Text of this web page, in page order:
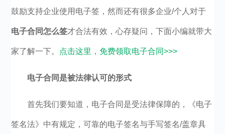
鼓励支持企业使用电子签，然而还有很多企业/个人对于
电子合同怎么签才合法有效，心存疑问，下面小编就带大
家了解一下。 点击这里，免费领取电子合同>>>
电子合同是被法律认可的形式
首先我们要知道，电子合同是受法律保障的，《电子
签名法》中有规定，可靠的电子签名与手写签名/盖章具